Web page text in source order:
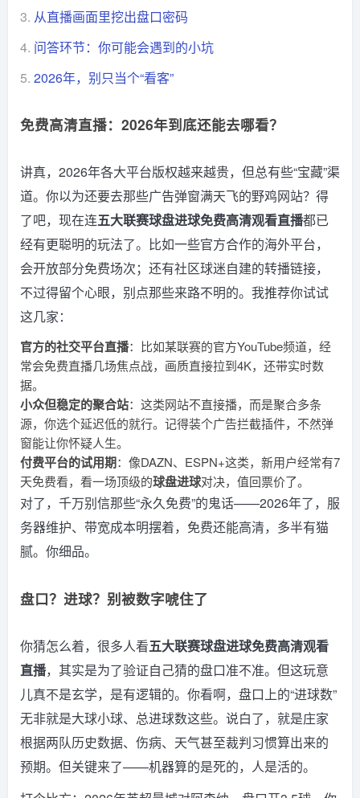
3. 从直播画面里挖出盘口密码
4. 问答环节：你可能会遇到的小坑
5. 2026年，别只当个“看客”
免费高清直播：2026年到底还能去哪看？
讲真，2026年各大平台版权越来越贵，但总有些“宝藏”渠
道。你以为还要去那些广告弹窗满天飞的野鸡网站？得
了吧，现在连五大联赛球盘进球免费高清观看直播都已
经有更聪明的玩法了。比如一些官方合作的海外平台，
会开放部分免费场次；还有社区球迷自建的转播链接，
不过得留个心眼，别点那些来路不明的。我推荐你试试
这几家：
官方的社交平台直播：比如某联赛的官方YouTube频道，经
常会免费直播几场焦点战，画质直接拉到4K，还带实时数
据。
小众但稳定的聚合站：这类网站不直接播，而是聚合多条
源，你选个延迟低的就行。记得装个广告拦截插件，不然弹
窗能让你怀疑人生。
付费平台的试用期：像DAZN、ESPN+这类，新用户经常有7
天免费看，看一场顶级的球盘进球对决，值回票价了。
对了，千万别信那些“永久免费”的鬼话——2026年了，服
务器维护、带宽成本明摆着，免费还能高清，多半有猫
腻。你细品。
盘口？进球？别被数字唬住了
你猜怎么着，很多人看五大联赛球盘进球免费高清观看
直播，其实是为了验证自己猜的盘口准不准。但这玩意
儿真不是玄学，是有逻辑的。你看啊，盘口上的“进球数”
无非就是大球小球、总进球数这些。说白了，就是庄家
根据两队历史数据、伤病、天气甚至裁判习惯算出来的
预期。但关键来了——机器算的是死的，人是活的。